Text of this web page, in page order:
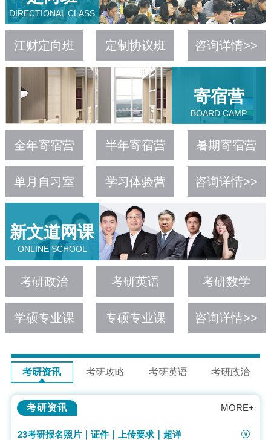
DIRECTIONAL CLASS
江财定向班 定制协议班 咨询详情>>
寄宿营
BOARD CAMP
全年寄宿营 半年寄宿营 暑期寄宿营
单月自习室 学习体验营 咨询详情>>
新文道网课
ONLINE SCHOOL
考研政治 考研英语 考研数学
学硕专业课 专硕专业课 咨询详情>>
考研资讯 考研攻略 考研英语 考研政治
考研资讯 MORE+
23考研报名照片｜证件｜上传要求｜超详 >